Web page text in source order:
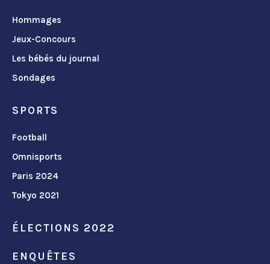
Hommages
Jeux-Concours
Les bébés du journal
Sondages
SPORTS
Football
Omnisports
Paris 2024
Tokyo 2021
ÉLECTIONS 2022
ENQUÊTES